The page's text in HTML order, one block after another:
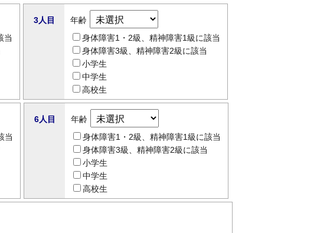
当
3人目
年齢
身体障害1・2級、精神障害1級に該当
身体障害3級、精神障害2級に該当
小学生
中学生
高校生
当
6人目
年齢
身体障害1・2級、精神障害1級に該当
身体障害3級、精神障害2級に該当
小学生
中学生
高校生